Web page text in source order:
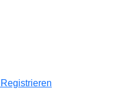
Registrieren